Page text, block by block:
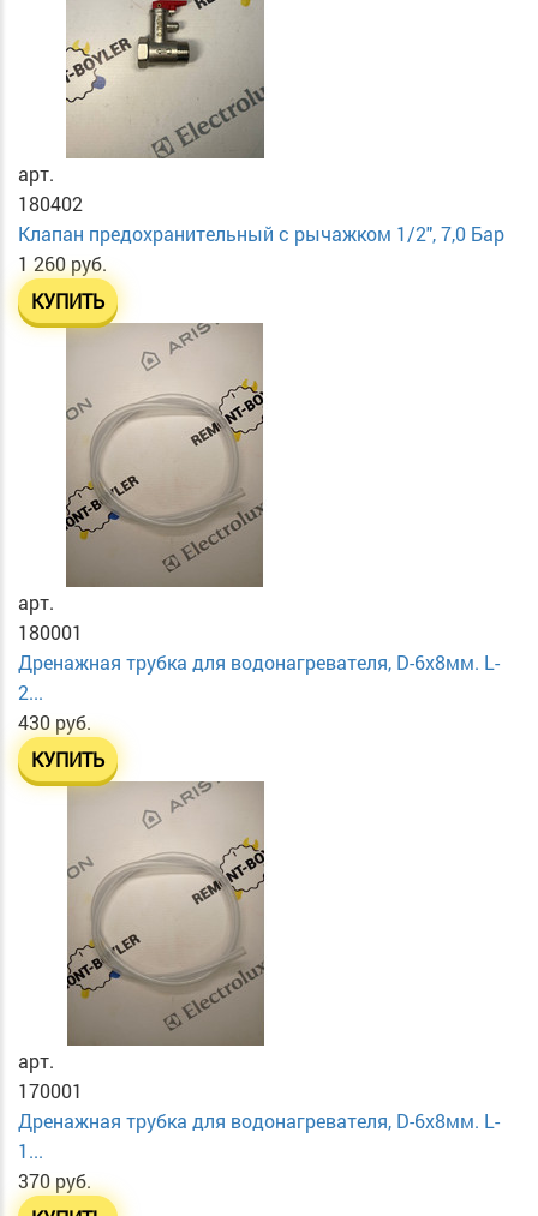
арт.
180402
Клапан предохранительный с рычажком 1/2", 7,0 Бар
1 260 руб.
КУПИТЬ
арт.
180001
Дренажная трубка для водонагревателя, D-6х8мм. L-
2...
430 руб.
КУПИТЬ
арт.
170001
Дренажная трубка для водонагревателя, D-6х8мм. L-
1...
370 руб.